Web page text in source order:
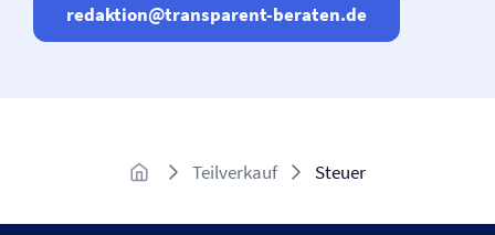
redaktion@transparent-beraten.de
Teilverkauf Steuer